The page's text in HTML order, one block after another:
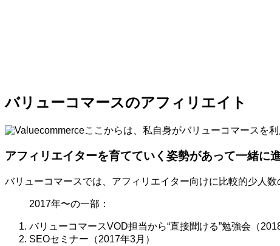
バリューコマースのアフィリエイト
ここからは、私自身がバリューコマースを
アフィリエイターを育てていく姿勢があって一緒に
バリューコマースでは、アフィリエイター向けに比較的少人
2017年〜の一部：
バリューコマースVOD担当から“直接聞ける”勉強会（
SEOセミナー（2017年3月）